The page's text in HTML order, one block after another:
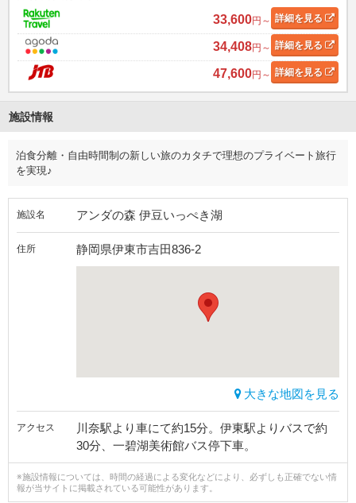
33,600円～ 詳細を見る
34,408円～ 詳細を見る
47,600円～ 詳細を見る
施設情報
泊食分離・自由時間制の新しい旅のカタチで理想のプライベート旅行
を実現♪
施設名 アンダの森 伊豆いっぺき湖
住所 静岡県伊東市吉田836-2
大きな地図を見る
アクセス
川奈駅より車にて約15分。伊東駅よりバスで約
30分、一碧湖美術館バス停下車。
※施設情報については、時間の経過による変化などにより、必ずしも正確でない情
報が当サイトに掲載されている可能性があります。